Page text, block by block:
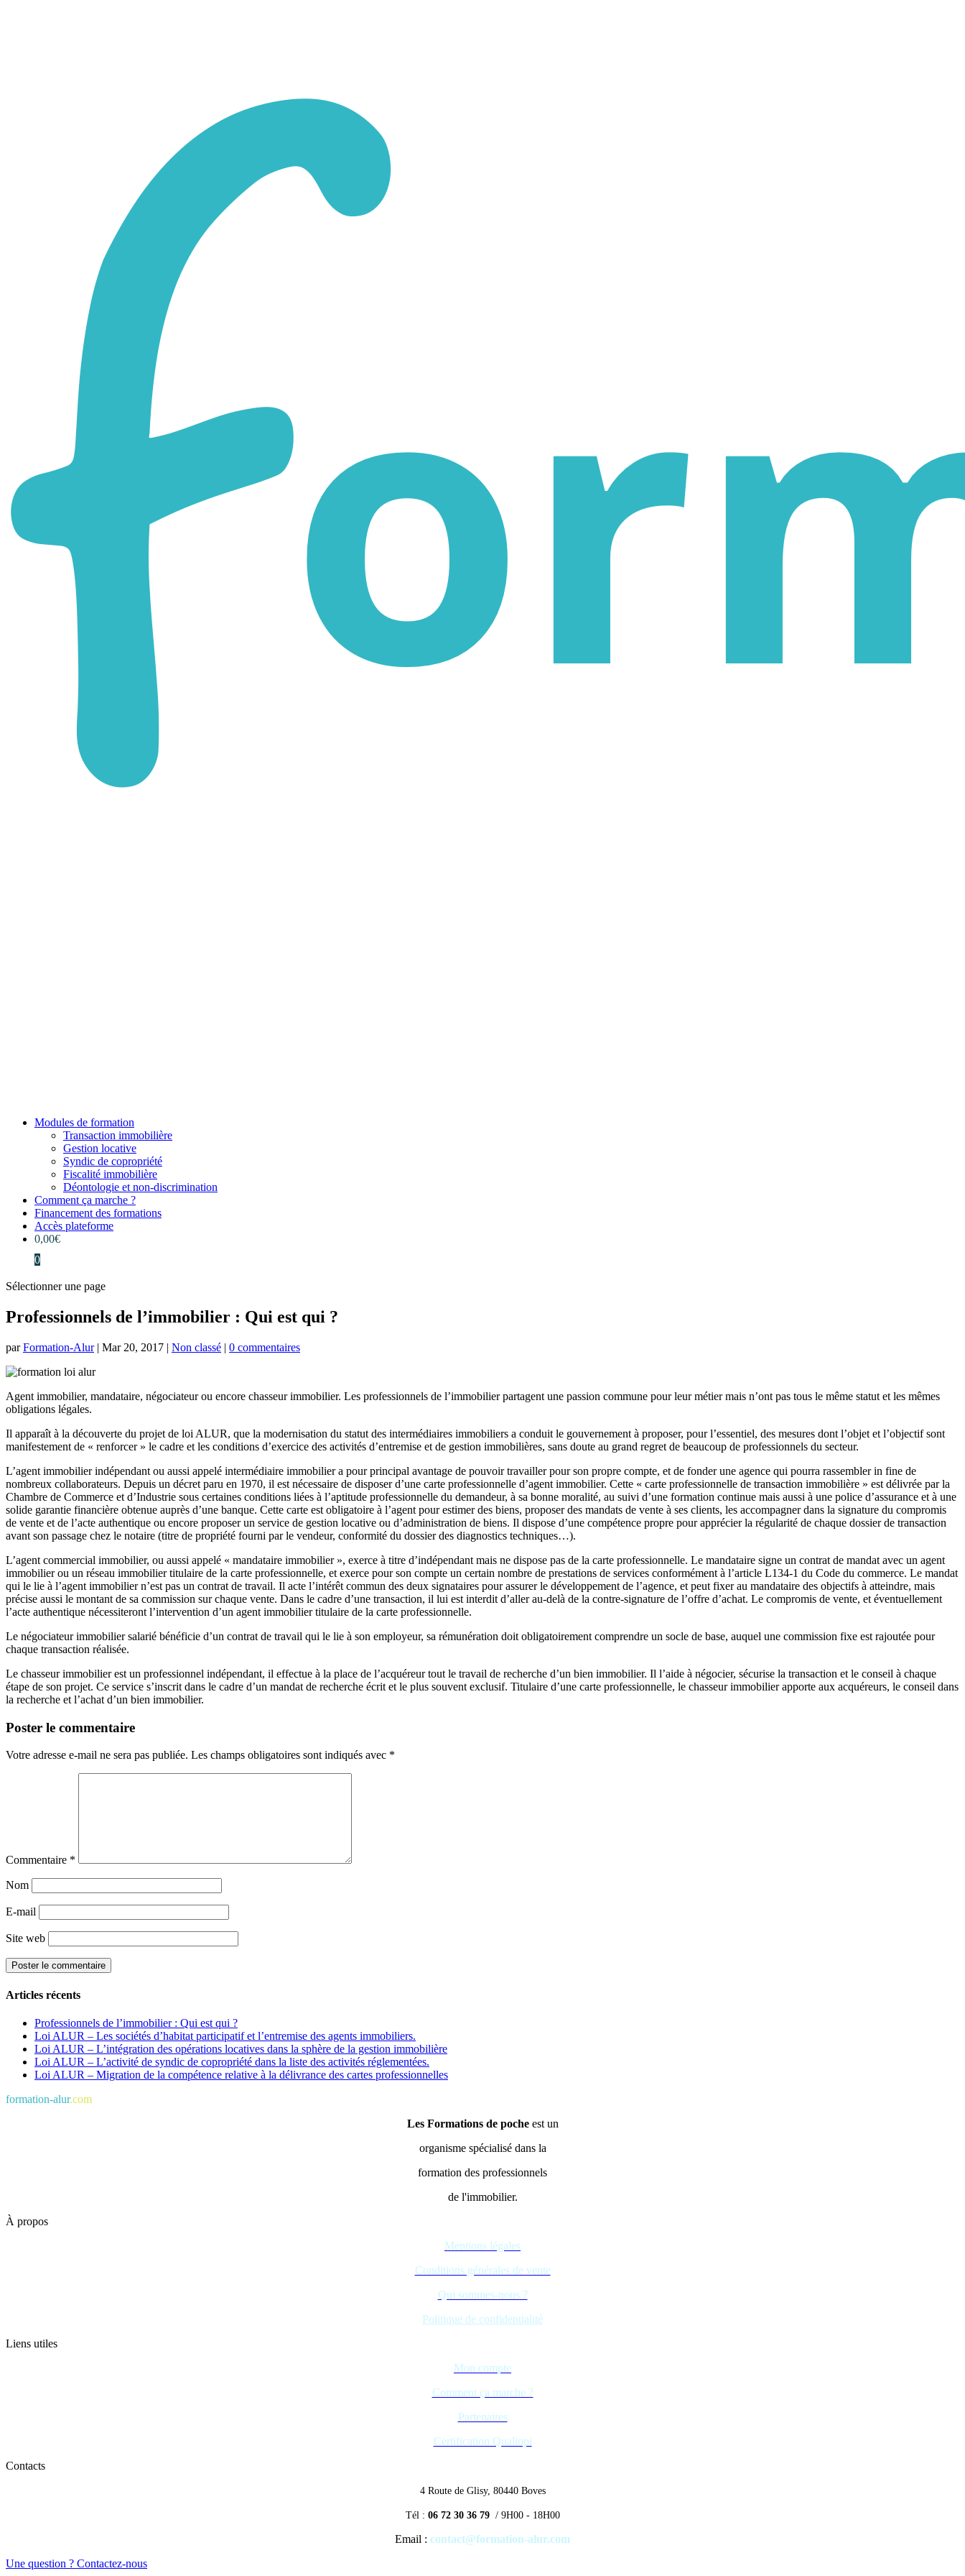
Modules de formation
Transaction immobilière
Gestion locative
Syndic de copropriété
Fiscalité immobilière
Déontologie et non-discrimination
Comment ça marche ?
Financement des formations
Accès plateforme
0,00€
0
Sélectionner une page
Professionnels de l’immobilier : Qui est qui ?
parFormation-Alur| Mar 20, 2017 | Non classé | 0 commentaires
Agent immobilier, mandataire, négociateur ou encore chasseur immobilier. Les professionnels de l’immobilier partagent une passion commune pour leur métier mais n’ont pas tous le même statut et les mêmes
obligations légales.
Il apparaît à la découverte du projet de loi ALUR, que la modernisation du statut des intermédiaires immobiliers a conduit le gouvernement à proposer, pour l’essentiel, des mesures dont l’objet et l’objectif sont
manifestement de « renforcer » le cadre et les conditions d’exercice des activités d’entremise et de gestion immobilières, sans doute au grand regret de beaucoup de professionnels du secteur.
L’agent immobilier indépendant ou aussi appelé intermédiaire immobilier a pour principal avantage de pouvoir travailler pour son propre compte, et de fonder une agence qui pourra rassembler in fine de
nombreux collaborateurs. Depuis un décret paru en 1970, il est nécessaire de disposer d’une carte professionnelle d’agent immobilier. Cette « carte professionnelle de transaction immobilière » est délivrée par la
Chambre de Commerce et d’Industrie sous certaines conditions liées à l’aptitude professionnelle du demandeur, à sa bonne moralité, au suivi d’une formation continue mais aussi à une police d’assurance et à une
solide garantie financière obtenue auprès d’une banque. Cette carte est obligatoire à l’agent pour estimer des biens, proposer des mandats de vente à ses clients, les accompagner dans la signature du compromis
de vente et de l’acte authentique ou encore proposer un service de gestion locative ou d’administration de biens. Il dispose d’une compétence propre pour apprécier la régularité de chaque dossier de transaction
avant son passage chez le notaire (titre de propriété fourni par le vendeur, conformité du dossier des diagnostics techniques…).
L’agent commercial immobilier, ou aussi appelé « mandataire immobilier », exerce à titre d’indépendant mais ne dispose pas de la carte professionnelle. Le mandataire signe un contrat de mandat avec un agent
immobilier ou un réseau immobilier titulaire de la carte professionnelle, et exerce pour son compte un certain nombre de prestations de services conformément à l’article L134-1 du Code du commerce. Le mandat
qui le lie à l’agent immobilier n’est pas un contrat de travail. Il acte l’intérêt commun des deux signataires pour assurer le développement de l’agence, et peut fixer au mandataire des objectifs à atteindre, mais
précise aussi le montant de sa commission sur chaque vente. Dans le cadre d’une transaction, il lui est interdit d’aller au-delà de la contre-signature de l’offre d’achat. Le compromis de vente, et éventuellement
l’acte authentique nécessiteront l’intervention d’un agent immobilier titulaire de la carte professionnelle.
Le négociateur immobilier salarié bénéficie d’un contrat de travail qui le lie à son employeur, sa rémunération doit obligatoirement comprendre un socle de base, auquel une commission fixe est rajoutée pour
chaque transaction réalisée.
Le chasseur immobilier est un professionnel indépendant, il effectue à la place de l’acquéreur tout le travail de recherche d’un bien immobilier. Il l’aide à négocier, sécurise la transaction et le conseil à chaque
étape de son projet. Ce service s’inscrit dans le cadre d’un mandat de recherche écrit et le plus souvent exclusif. Titulaire d’une carte professionnelle, le chasseur immobilier apporte aux acquéreurs, le conseil dans
la recherche et l’achat d’un bien immobilier.
Poster le commentaire
Votre adresse e-mail ne sera pas publiée. Les champs obligatoires sont indiqués avec *
Commentaire *
Nom
E-mail
Site web
Articles récents
Professionnels de l’immobilier : Qui est qui ?
Loi ALUR – Les sociétés d’habitat participatif et l’entremise des agents immobiliers.
Loi ALUR – L’intégration des opérations locatives dans la sphère de la gestion immobilière
Loi ALUR – L’activité de syndic de copropriété dans la liste des activités réglementées.
Loi ALUR – Migration de la compétence relative à la délivrance des cartes professionnelles
formation-alur.com
Les Formations de pocheest un
organisme spécialisé dans la
formation des professionnels
de l'immobilier.
À propos
Mentions légales
Conditions générales de vente
Qui sommes-nous ?
Politique de confidentialité
Liens utiles
Mon compte
Comment ça marche ?
Partenaires
Certification Qualiopi
Contacts
4 Route de Glisy, 80440 Boves
Tél : 06 72 30 36 79 / 9H00 - 18H00
Email : contact@formation-alur.com
Une question ? Contactez-nous